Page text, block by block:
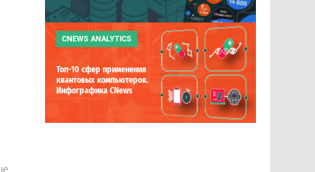
CNEWS ANALYTICS
Топ-10 сфер применения
квантовых компьютеров.
Инфографика CNews